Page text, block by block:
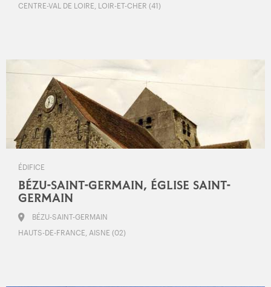
CENTRE-VAL DE LOIRE, LOIR-ET-CHER (41)
ÉDIFICE
BÉZU-SAINT-GERMAIN, ÉGLISE SAINT-
GERMAIN
BÉZU-SAINT-GERMAIN
HAUTS-DE-FRANCE, AISNE (02)